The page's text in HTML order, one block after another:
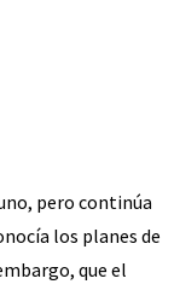
pero continúa
los planes de
que el